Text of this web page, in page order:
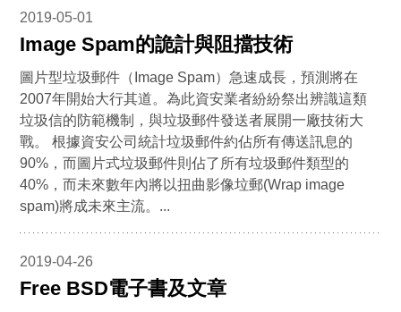
2019-05-01
Image Spam的詭計與阻擋技術
圖片型垃圾郵件（Image Spam）急速成長，預測將在
2007年開始大行其道。為此資安業者紛紛祭出辨識這類
垃圾信的防範機制，與垃圾郵件發送者展開一廠技術大
戰。 根據資安公司統計垃圾郵件約佔所有傳送訊息的
90%，而圖片式垃圾郵件則佔了所有垃圾郵件類型的
40%，而未來數年內將以扭曲影像垃郵(Wrap image
spam)將成未來主流。...
2019-04-26
Free BSD電子書及文章